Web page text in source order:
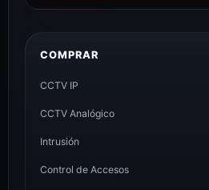
COMPRAR
CCTV IP
CCTV Analógico
Intrusión
Control de Accesos